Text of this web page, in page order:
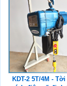
KDT-2 5T/4M -